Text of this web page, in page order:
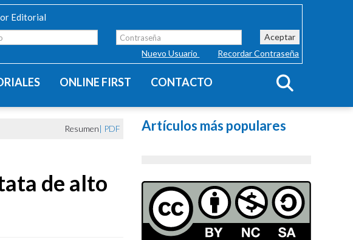
Editorial
Aceptar
Nuevo Usuario
Recordar Contraseña
ONLINE FIRST CONTACTO
Resumen| PDF
de alto
Artículos más populares